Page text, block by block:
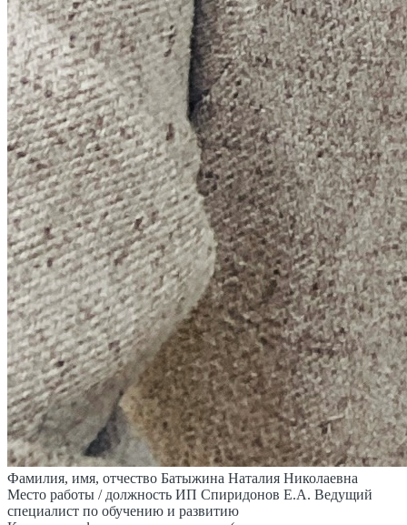
Фамилия, имя, отчество Батыжина Наталия Николаевна
Место работы / должность ИП Спиридонов Е.А. Ведущий
специалист по обучению и развитию